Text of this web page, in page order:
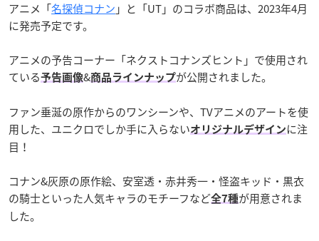
アニメ「名探偵コナン 」と「UT」のコラボ商品は、2023年4月
に発売予定です。
アニメの予告コーナー「ネクストコナンズヒント」で使用され
ている予告画像&商品ラインナップが公開されました。
ファン垂涎の原作からのワンシーンや、TVアニメのアートを使
用した、ユニクロでしか手に入らないオリジナルデザイン に注
目！
コナン&灰原の原作絵、安室透・赤井秀一・怪盗キッド・黒衣
の騎士といった人気キャラのモチーフなど全7種が用意されま
した。